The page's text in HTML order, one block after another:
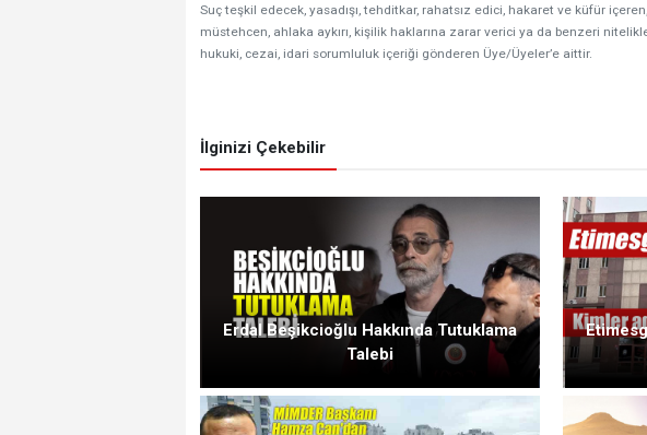
Suç teşkil edecek, yasadışı, tehditkar, rahatsız edici, hakaret ve küfür
müstehcen, ahlaka aykırı, kişilik haklarına zarar verici ya da benzeri
hukuki, cezai, idari sorumluluk içeriği gönderen Üye/Üyeler’e aittir.
İlginizi Çekebilir
Erdal Beşikcioğlu Hakkında Tutuklama
Talebi